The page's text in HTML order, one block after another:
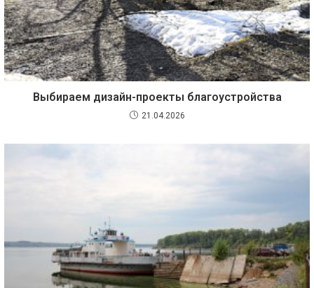
Выбираем дизайн-проекты благоустройства
21.04.2026